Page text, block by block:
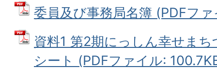
委員及び事務局名簿 (PDFフ
資料1 第2期にっしん幸せま
シート (PDFファイル: